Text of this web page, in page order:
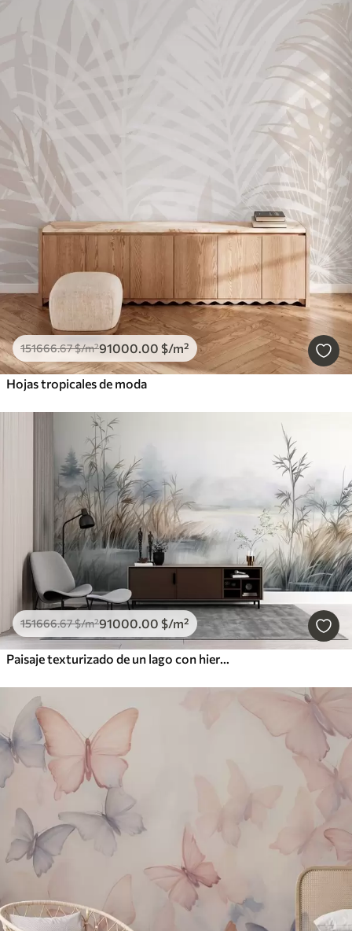
151666.67$/m²91000.00 $/m²
Hojas tropicales de moda
151666.67$/m²91000 .00 $/m²